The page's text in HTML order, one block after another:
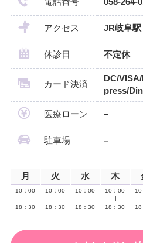
アクセス JR岐阜
休診日 不定休
カード決済
DC/
press/
医療ローン –
駐車場 –
月 火 水 木
10：00
18：30
10：00
18：30
10：00
18：30
10：00
18：30
10
18